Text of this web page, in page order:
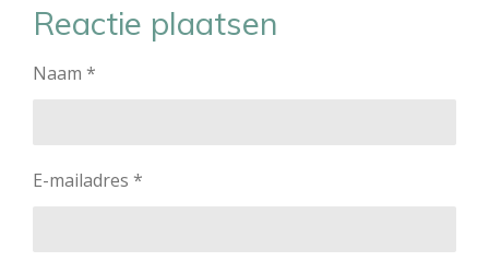
e
n
e
e
Reactie plaatsen
Naam *
E-mailadres *